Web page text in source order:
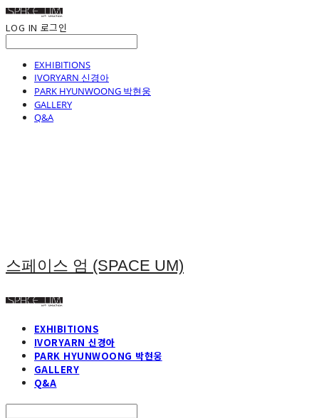
LOG IN 로그인
EXHIBITIONS
IVORYARN 신경아
PARK HYUNWOONG 박현웅
GALLERY
Q&A
스페이스 엄 (SPACE UM)
EXHIBITIONS
IVORYARN 신경아
PARK HYUNWOONG 박현웅
GALLERY
Q&A